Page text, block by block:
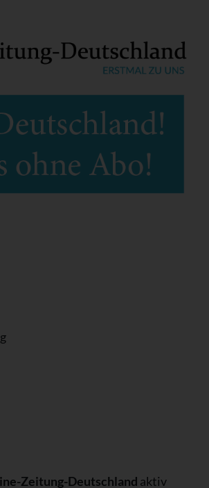
Zeitung-Deutschland aktiv